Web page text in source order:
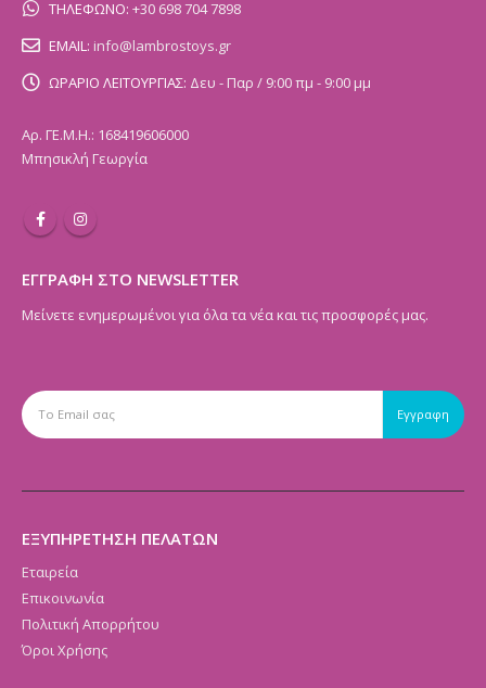
ΤΗΛΕΦΩΝΟ: +30 698 704 7898
EMAIL: info@lambrostoys.gr
ΩΡΑΡΙΟ ΛΕΙΤΟΥΡΓΙΑΣ: Δευ - Παρ / 9:00 πμ - 9:00 μμ
Αρ. ΓΕ.Μ.Η.: 168419606000
Μπησικλή Γεωργία
ΕΓΓΡΑΦΗ ΣΤΟ NEWSLETTER
Μείνετε ενημερωμένοι για όλα τα νέα και τις προσφορές μας.
ΕΞΥΠΗΡΕΤΗΣΗ ΠΕΛΑΤΩΝ
Εταιρεία
Επικοινωνία
Πολιτική Απορρήτου
Όροι Χρήσης